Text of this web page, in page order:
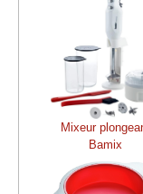
Mixeur
Bamix